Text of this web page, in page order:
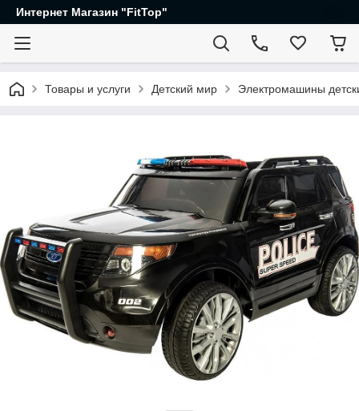
Интернет Магазин "FitTop"
Товары и услуги Детский мир Электромашины